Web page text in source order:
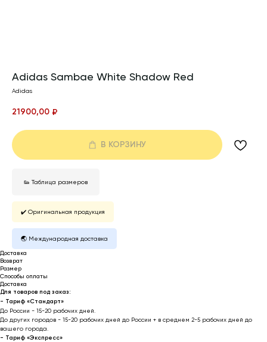
Adidas Sambae White Shadow Red
Adidas
21900,00 ₽
В КОРЗИНУ
👟 Таблица размеров
✔️ Оригинальная продукция
🌏 Международная доставка
Доставка
Возврат
Размер
Способы оплаты
Доставка
Для товаров под заказ:
- Тариф «Стандарт»
До России - 15-20 рабочих дней.
До других городов - 15-20 рабочих дней до России + в среднем 2-5 рабочих дней до
вашего города.
- Тариф «Экспресс»